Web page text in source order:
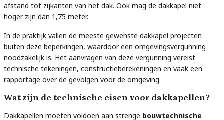
afstand tot zijkanten van het dak. Ook mag de dakkapel niet
hoger zijn dan 1,75 meter.
In de praktijk vallen de meeste gewenste dakkapel projecten
buiten deze beperkingen, waardoor een omgevingsvergunning
noodzakelijk is. Het aanvragen van deze vergunning vereist
technische tekeningen, constructieberekeningen en vaak een
rapportage over de gevolgen voor de omgeving.
Wat zijn de technische eisen voor dakkapellen?
Dakkapellen moeten voldoen aan strenge bouwtechnische